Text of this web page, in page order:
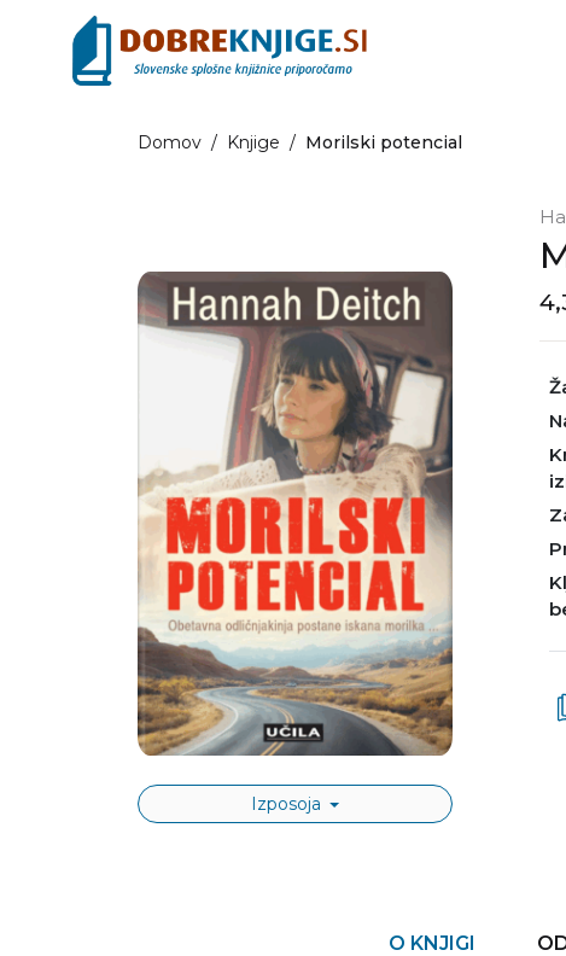
Domov / Knjige / Morilski potencial
Izposoja
Kraj in leto
Ključne
O KNJIGI